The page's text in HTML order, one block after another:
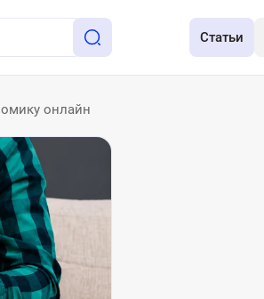
Статьи
онлайн